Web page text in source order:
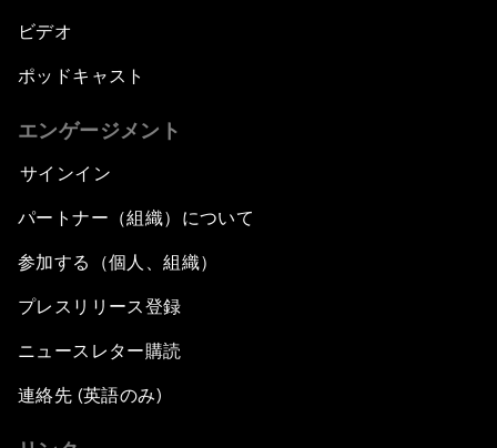
ビデオ
ポッドキャスト
エンゲージメント
サインイン
パートナー（組織）について
参加する（個人、組織）
プレスリリース登録
ニュースレター購読
連絡先 (英語のみ)